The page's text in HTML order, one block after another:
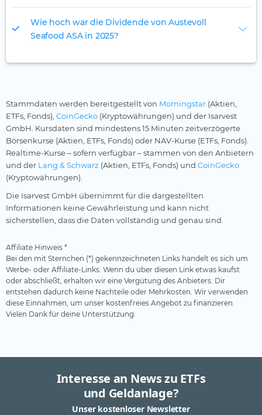
Wie hoch war die Dividende von Austevoll
Seafood ASA in 2025?
Stammdaten werden bereitgestellt von Morningstar (Aktien,
ETFs, Fonds), CoinGecko (Kryptowährungen) und der Isarvest
GmbH. Kursdaten sind mindestens 15 Minuten zeitverzögerte
Börsenkurse (Aktien, ETFs, Fonds) oder NAV-Kurse (ETFs, Fonds).
Realtime-Kurse – sofern verfügbar – stammen von den Anbietern
und der Lang & Schwarz (Aktien, ETFs, Fonds) und CoinGecko
(Kryptowährungen).
Die Isarvest GmbH übernimmt für die dargestellten
Informationen keine Gewährleistung und kann nicht
sicherstellen, dass die Daten vollständig und genau sind.
Affiliate Hinweis *
Bei den mit Sternchen (*) gekennzeichneten Links handelt es sich um
Werbe- oder Affiliate-Links. Wenn du über diesen Link etwas kaufst
oder abschließt, erhalten wir eine Vergütung des Anbieters. Dir
entstehen dadurch keine Nachteile oder Mehrkosten. Wir verwenden
diese Einnahmen, um unser kostenfreies Angebot zu finanzieren.
Vielen Dank für deine Unterstützung.
Interesse an News zu ETFs
und Geldanlage?
Unser kostenloser Newsletter